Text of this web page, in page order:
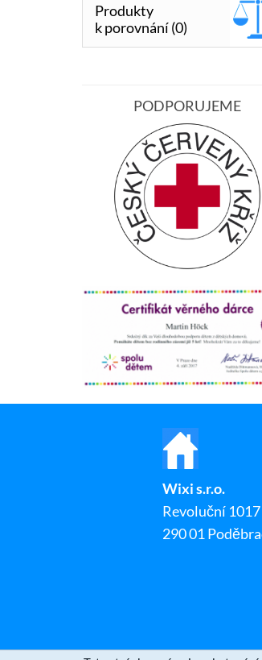
Produkty
k porovnání (0)
PODPORUJEME
Wixi s.r.o.
Revoluční 1017
290 01